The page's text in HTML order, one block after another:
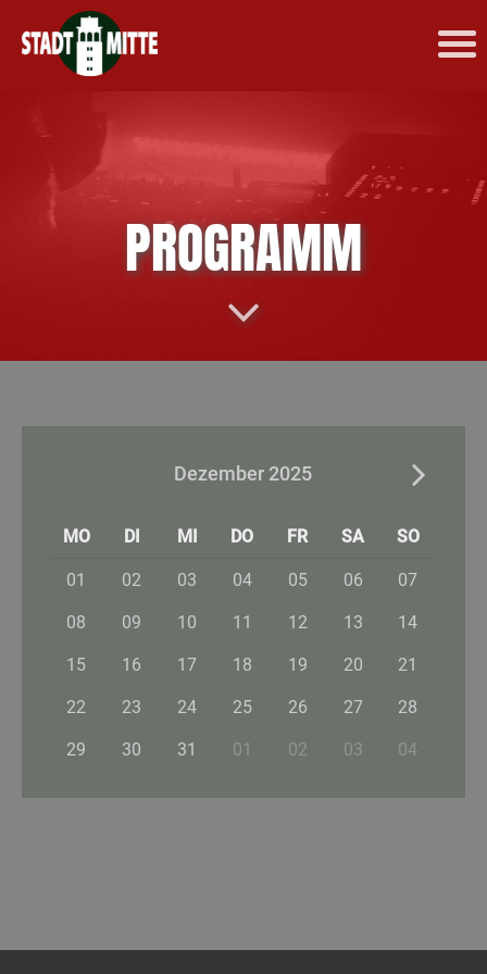
PROGRAMM
Dezember 2025
MO DI MI DO FR SA SO
01 02 03 04 05 06 07
08 09 10 11 12 13 14
15 16 17 18 19 20 21
22 23 24 25 26 27 28
29 30 31 01 02 03 04